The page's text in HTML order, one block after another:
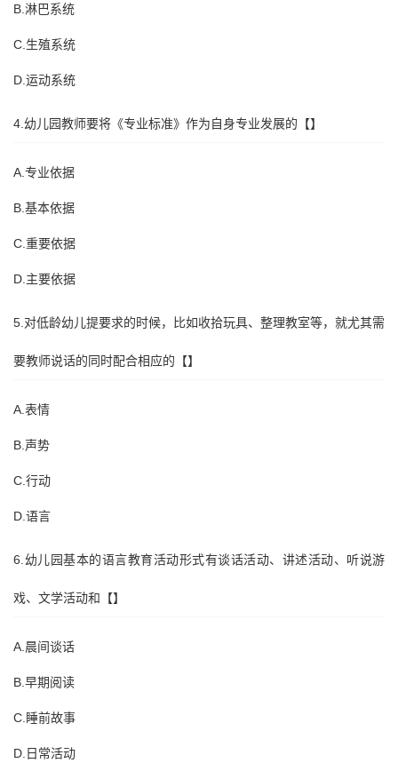
B.淋巴系统
C.生殖系统
D.运动系统
4.幼儿园教师要将《专业标准》作为自身专业发展的【】
A.专业依据
B.基本依据
C.重要依据
D.主要依据
5.对低龄幼儿提要求的时候，比如收拾玩具、整理教室等，就尤其需
要教师说话的同时配合相应的【】
A.表情
B.声势
C.行动
D.语言
6.幼儿园基本的语言教育活动形式有谈话活动、讲述活动、听说游
戏、文学活动和【】
A.晨间谈话
B.早期阅读
C.睡前故事
D.日常活动